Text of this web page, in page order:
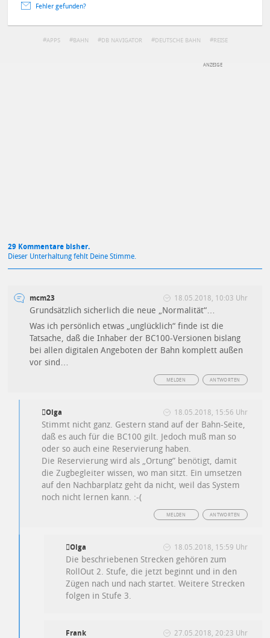
Fehler gefunden?
APPS BAHN DB NAVIGATOR DEUTSCHE BAHN REISE
29 Kommentare bisher.
Dieser Unterhaltung fehlt Deine Stimme.
mcm23 18.05.2018, 10:03 Uhr
Grundsätzlich sicherlich die neue „Normalität“…
Was ich persönlich etwas „unglücklich“ finde ist die
Tatsache, daß die Inhaber der BC100-Versionen bislang
bei allen digitalen Angeboten der Bahn komplett außen
vor sind…
ANTWORTEN
MELDEN
Olga 18.05.2018, 15:56 Uhr
Stimmt nicht ganz. Gestern stand auf der Bahn-Seite,
daß es auch für die BC100 gilt. Jedoch muß man so
oder so auch eine Reservierung haben.
Die Reservierung wird als „Ortung” benötigt, damit
die Zugbegleiter wissen, wo man sitzt. Ein umsetzen
auf den Nachbarplatz geht da nicht, weil das System
noch nicht lernen kann. :-(
ANTWORTEN
MELDEN
Olga 18.05.2018, 15:59 Uhr
Die beschriebenen Strecken gehören zum
RollOut 2. Stufe, die jetzt beginnt und in den
Zügen nach und nach startet. Weitere Strecken
folgen in Stufe 3.
Frank 27.05.2018, 20:23 Uhr